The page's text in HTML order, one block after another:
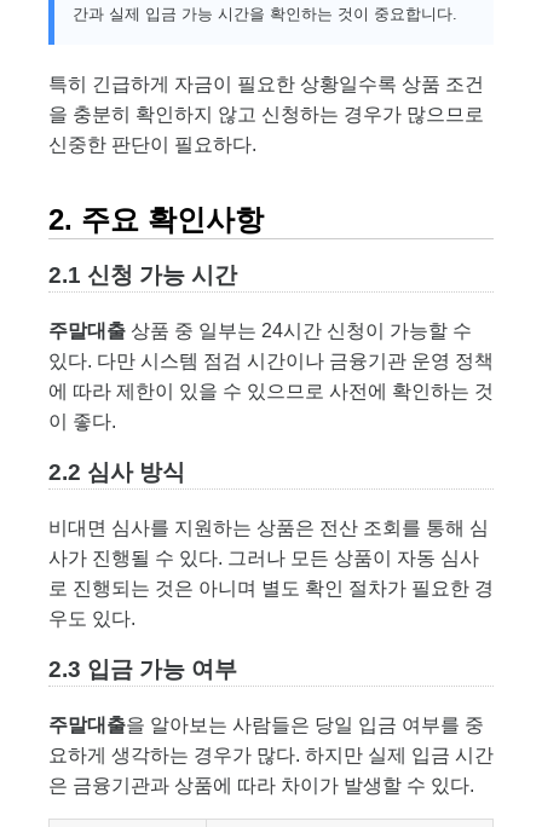
간과 실제 입금 가능 시간을 확인하는 것이 중요합니다.
특히 긴급하게 자금이 필요한 상황일수록 상품 조건
을 충분히 확인하지 않고 신청하는 경우가 많으므로
신중한 판단이 필요하다.
2. 주요 확인사항
2.1 신청 가능 시간
주말대출 상품 중 일부는 24시간 신청이 가능할 수
있다. 다만 시스템 점검 시간이나 금융기관 운영 정책
에 따라 제한이 있을 수 있으므로 사전에 확인하는 것
이 좋다.
2.2 심사 방식
비대면 심사를 지원하는 상품은 전산 조회를 통해 심
사가 진행될 수 있다. 그러나 모든 상품이 자동 심사
로 진행되는 것은 아니며 별도 확인 절차가 필요한 경
우도 있다.
2.3 입금 가능 여부
주말대출을 알아보는 사람들은 당일 입금 여부를 중
요하게 생각하는 경우가 많다. 하지만 실제 입금 시간
은 금융기관과 상품에 따라 차이가 발생할 수 있다.